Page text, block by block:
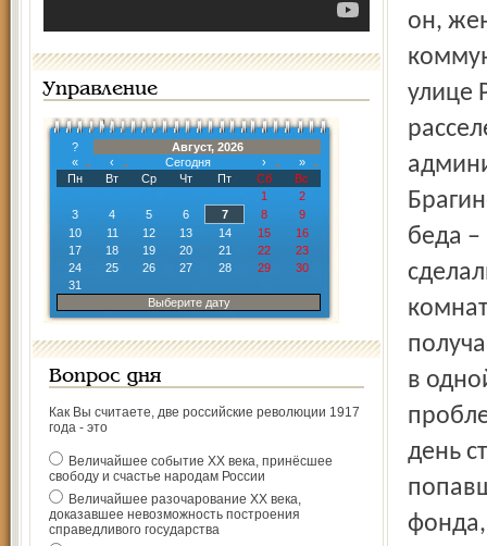
Управление
?
Август, 2026
«
‹ Сегодня ›
»
Пн
Вт Ср Чт Пт Сб
Вс
1
2
3
4 5 6 7 8
9
10
11 12 13 14 15
16
17
18 19 20 21 22
23
24
25 26 27 28 29
30
31
Выберите дату
Вопрос дня
Как Вы считаете, две российские революции 1917
года - это
Величайшее событие ХХ века, принёсшее
свободу и счастье народам России
Величайшее разочарование ХХ века,
доказавшее невозможность построения
справедливого государства
он,
улице
беда
в
день
фонда,